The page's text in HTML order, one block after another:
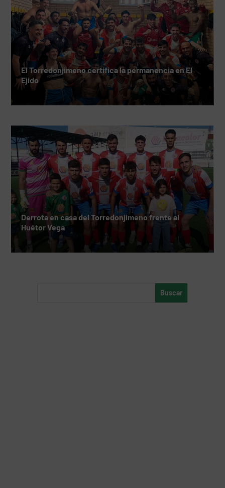
El Torredonjimeno certifica la permanencia en El
Ejido
Derrota en casa del Torredonjimeno frente al
Huétor Vega